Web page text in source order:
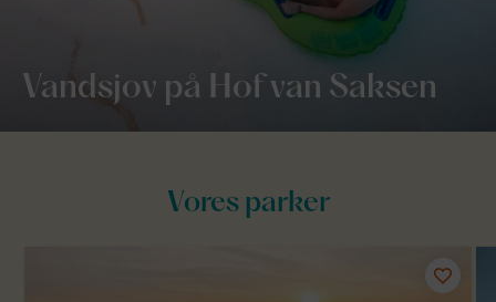
Vandsjov på Hof van Saksen